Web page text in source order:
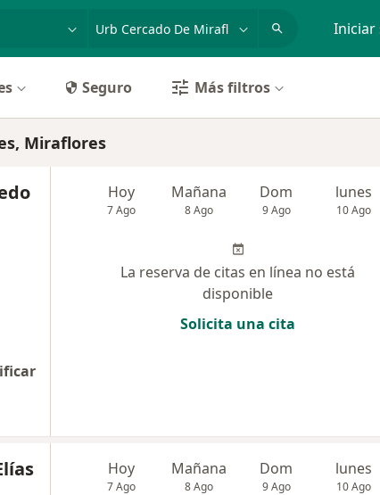
Iniciar
Seguro Más filtros
Miraflores
Hoy
7 Ago
Mañana
8 Ago
Dom
9 Ago
lunes
10 Ago
La reserva de citas en línea no está
disponible
Solicita una cita
Hoy
7 Ago
Mañana
8 Ago
Dom
9 Ago
lunes
10 Ago